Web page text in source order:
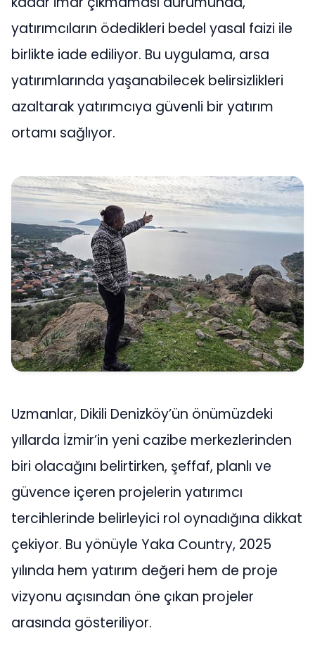
yatırımcıların ödedikleri bedel yasal faizi ile
birlikte iade ediliyor. Bu uygulama, arsa
yatırımlarında yaşanabilecek belirsizlikleri
azaltarak yatırımcıya güvenli bir yatırım
ortamı sağlıyor.
Uzmanlar, Dikili Denizköy’ün önümüzdeki
yıllarda İzmir’in yeni cazibe merkezlerinden
biri olacağını belirtirken, şeffaf, planlı ve
güvence içeren projelerin yatırımcı
tercihlerinde belirleyici rol oynadığına dikkat
çekiyor. Bu yönüyle Yaka Country, 2025
yılında hem yatırım değeri hem de proje
vizyonu açısından öne çıkan projeler
arasında gösteriliyor.